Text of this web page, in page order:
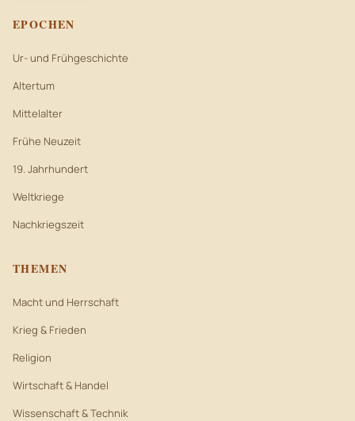
EPOCHEN
Ur- und Frühgeschichte
Altertum
Mittelalter
Frühe Neuzeit
19. Jahrhundert
Weltkriege
Nachkriegszeit
THEMEN
Macht und Herrschaft
Krieg & Frieden
Religion
Wirtschaft & Handel
Wissenschaft & Technik